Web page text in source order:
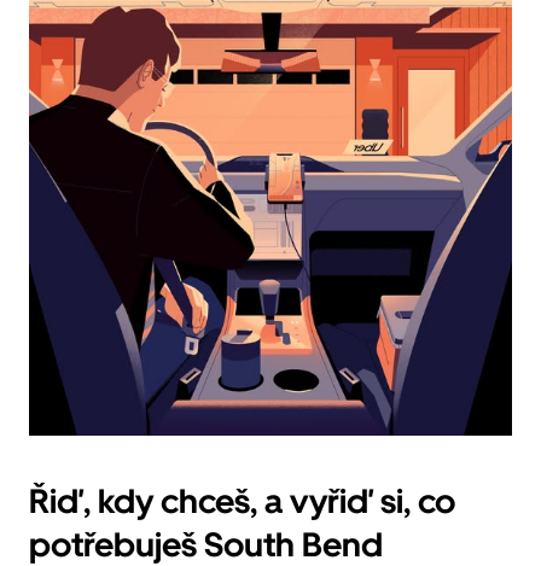
vybrat
datum.
Stisknutím
klávesy
Esc
zavřeš
kalendář.
Řiď, kdy chceš, a vyřiď si, co
potřebuješ South Bend